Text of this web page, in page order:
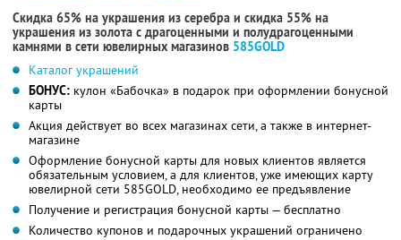
Скидка 65% на украшения из серебра и скидка 55% на
украшения из золота с драгоценными и полудрагоценными
камнями в сети ювелирных магазинов 585GOLD
Каталог украшений
БОНУС: кулон «Бабочка» в подарок при оформлении бонусной
карты
Акция действует во всех магазинах сети, а также в интернет-
магазине
Оформление бонусной карты для новых клиентов является
обязательным условием, а для клиентов, уже имеющих карту
ювелирной сети 585GOLD, необходимо ее предъявление
Получение и регистрация бонусной карты — бесплатно
Количество купонов и подарочных украшений ограничено